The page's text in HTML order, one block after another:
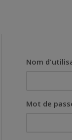
Nom
Mot de